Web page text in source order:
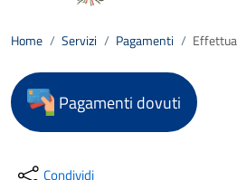
Home / Servizi / Pagamenti /
Pagamenti dovuti
Condividi